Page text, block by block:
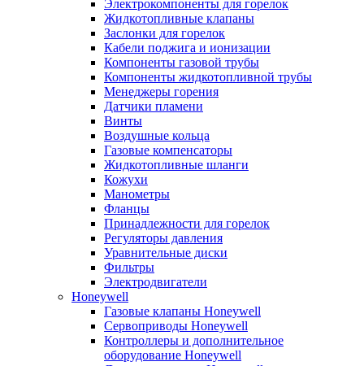
Электрокомпоненты для горелок
Жидкотопливные клапаны
Заслонки для горелок
Кабели поджига и ионизации
Компоненты газовой трубы
Компоненты жидкотопливной трубы
Менеджеры горения
Датчики пламени
Винты
Воздушные кольца
Газовые компенсаторы
Жидкотопливные шланги
Кожухи
Манометры
Фланцы
Принадлежности для горелок
Регуляторы давления
Уравнительные диски
Фильтры
Электродвигатели
Honeywell
Газовые клапаны Honeywell
Сервоприводы Honeywell
Контроллеры и дополнительное
оборудование Honeywell